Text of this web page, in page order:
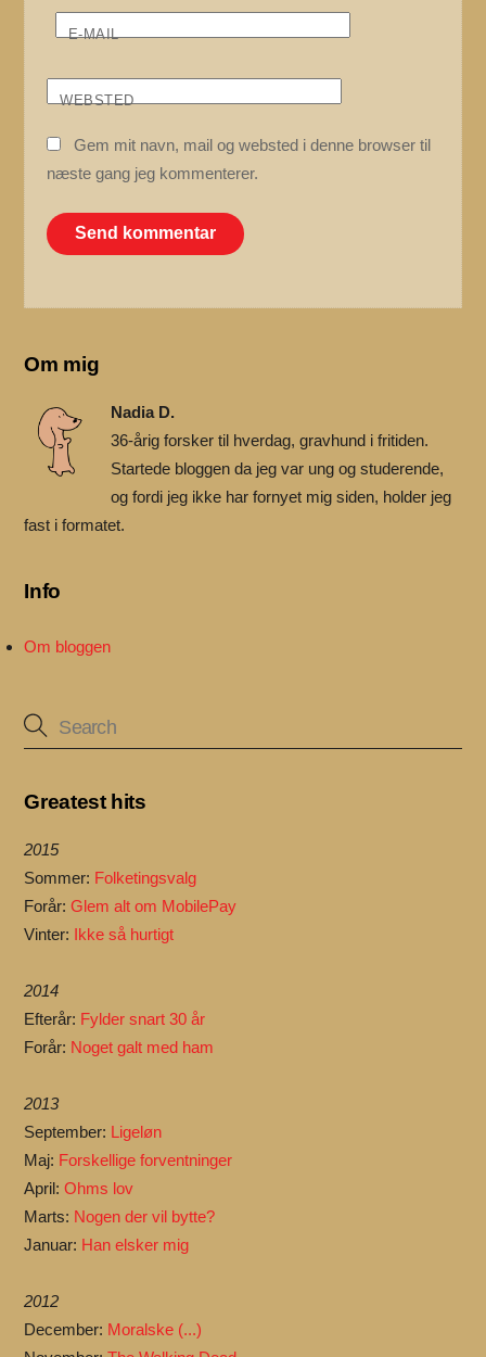
E-MAIL
WEBSTED
Gem mit navn, mail og websted i denne browser til
næste gang jeg kommenterer.
Om mig
Nadia D.
36-årig forsker til hverdag, gravhund i fritiden.
Startede bloggen da jeg var ung og studerende,
og fordi jeg ikke har fornyet mig siden, holder jeg
fast i formatet.
Info
Om bloggen
Greatest hits
2015
Sommer: Folketingsvalg
Forår:Glem alt om MobilePay
Vinter: Ikke så hurtigt
2014
Efterår: Fylder snart 30 år
Forår: Noget galt med ham
2013
September: Ligeløn
Maj: Forskellige forventninger
April:Ohms lov
Marts: Nogen der vil bytte?
Januar: Han elsker mig
2012
December: Moralske (...)